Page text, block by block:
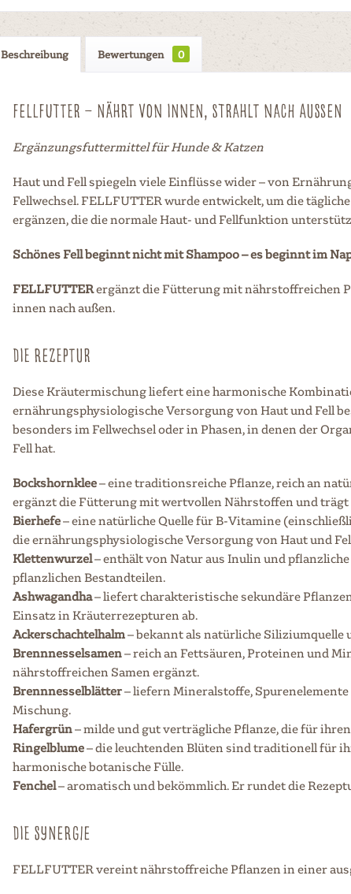
Beschreibung Bewertungen 0
FELLFUTTER – Nährt von innen, strahlt nach außen
Ergänzungsfuttermittel für Hunde & Katzen
Haut und Fell spiegeln viele Einflüsse wider – von
Fellwechsel. FELLFUTTER wurde entwickelt, um die
ergänzen, die die normale Haut- und Fellfunktion
Schönes Fell beginnt nicht mit Shampoo – es beginnt im
FELLFUTTERergänzt die Fütterung mit nährstoffreichen
innen nach außen.
DIE REZEPTUR
Diese Kräutermischung liefert eine harmonische
ernährungsphysiologische Versorgung von Haut und Fell
besonders im Fellwechsel oder in Phasen, in denen der
Fell hat.
Bockshornklee– eine traditionsreiche Pflanze, reich an
ergänzt die Fütterung mit wertvollen Nährstoffen und trägt
Bierhefe– eine natürliche Quelle für B-Vitamine
die ernährungsphysiologische Versorgung von Haut und
Klettenwurzel– enthält von Natur aus Inulin und
pflanzlichen Bestandteilen.
Ashwagandha– liefert charakteristische sekundäre
Einsatz in Kräuterrezepturen ab.
Ackerschachtelhalm– bekannt als natürliche
Brennnesselsamen– reich an Fettsäuren, Proteinen und
nährstoffreichen Samen ergänzt.
Brennnesselblätter– liefern Mineralstoffe,
Mischung.
Hafergrün– milde und gut verträgliche Pflanze, die für
Ringelblume– die leuchtenden Blüten sind traditionell für
harmonische botanische Fülle.
Fenchel– aromatisch und bekömmlich. Er rundet die
DIE SYNERGIE
FELLFUTTER vereint nährstoffreiche Pflanzen in einer